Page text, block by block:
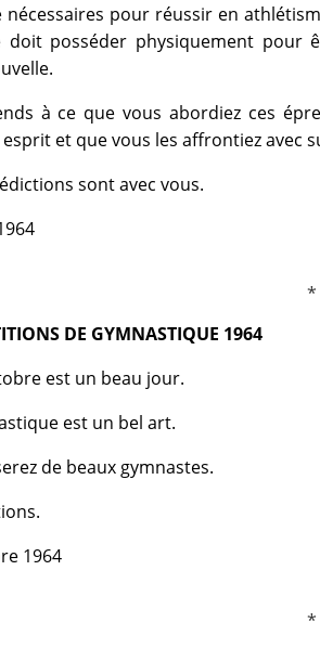
nécessaires pour réussir en
doit posséder physiquement
à ce que vous abordiez ces
et que vous les affrontiez avec
sont avec vous.
DE GYMNASTIQUE 1964
est un beau jour.
est un bel art.
de beaux gymnastes.
1964